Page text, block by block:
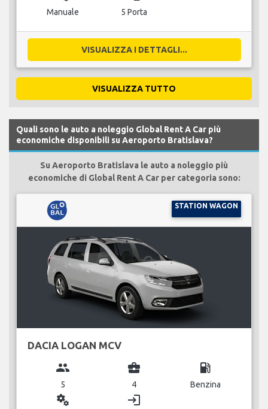
Manuale 5 Porta
VISUALIZZA I DETTAGLI...
VISUALIZZA TUTTO
Quali sono le auto a noleggio Global Rent A Car più
economiche disponibili su Aeroporto Bratislava?
Su Aeroporto Bratislava le auto a noleggio più
economiche di Global Rent A Car per categoria sono:
STATION WAGON
DACIA LOGAN MCV
group
5
business_center
4
local_gas_station
Benzina
miscellaneous_services login